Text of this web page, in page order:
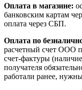
Оплата в магазине:
банковским картам
оплата через СБП.
Оплата по
расчетный счет ООО
счет-фактуры
получателя
работали ранее,